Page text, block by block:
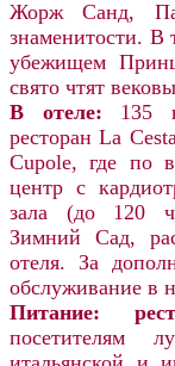
Жорж Санд,
знаменитости. В
убежищем
свято чтят
В отеле:
135
ресторанLa Cesta
Cupole, где по
центр с
зала (до 120
Зимний Сад,
отеля. За
обслуживание в
Питание:
посетителям